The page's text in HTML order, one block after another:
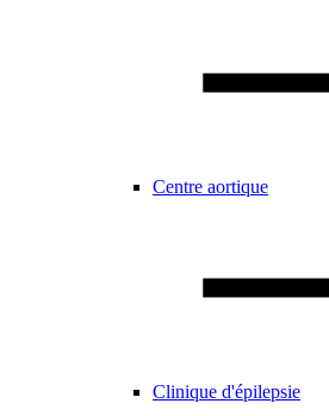
Centre aortique
Clinique d'épilepsie